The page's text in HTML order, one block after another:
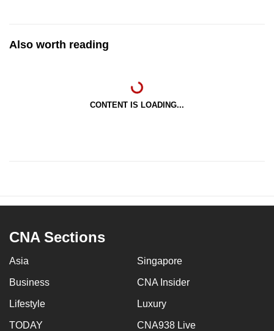
Also worth reading
CONTENT IS LOADING...
CNA Sections
Asia Singapore
Business CNA Insider
Lifestyle Luxury
TODAY CNA938 Live